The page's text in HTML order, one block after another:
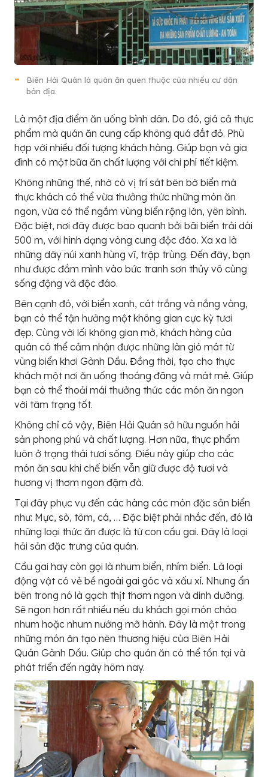
Biên Hải Quán là quán ăn quen thuộc của nhiều cư dân
bản địa.
Là một địa điểm ăn uống bình dân. Do đó, giá cả thực
phẩm mà quán ăn cung cấp không quá đắt đỏ. Phù
hợp với nhiều đối tượng khách hàng. Giúp bạn và gia
đình có một bữa ăn chất lượng với chi phí tiết kiệm.
Không những thế, nhờ có vị trí sát bên bờ biển mà
thực khách có thể vừa thưởng thức những món ăn
ngon, vừa có thể ngắm vùng biển rộng lớn, yên bình.
Đặc biệt, nơi đây được bao quanh bởi bãi biển trải dài
500 m, với hình dạng vòng cung độc đáo. Xa xa là
những dãy núi xanh hùng vĩ, trập trùng. Đến đây, bạn
như được đắm mình vào bức tranh sơn thủy vô cùng
sống động và độc đáo.
Bên cạnh đó, với biển xanh, cát trắng và nắng vàng,
bạn có thể tận hưởng một không gian cực kỳ tươi
đẹp. Cùng với lối không gian mở, khách hàng của
quán có thể cảm nhận được những làn gió mát từ
vùng biển khơi Gành Dầu. Đồng thời, tạo cho thực
khách một nơi ăn uống thoáng đãng và mát mẻ. Giúp
bạn có thể thoải mái thưởng thức các món ăn ngon
với tâm trạng tốt.
Không chỉ có vậy, Biên Hải Quán sở hữu nguồn hải
sản phong phú và chất lượng. Hơn nữa, thực phẩm
luôn ở trạng thái tươi sống. Điều này giúp cho các
món ăn sau khi chế biến vẫn giữ được độ tươi và
hương vị thơm ngon đậm đà.
Tại đây phục vụ đến các hàng các món đặc sản biển
như: Mực, sò, tôm, cá, … Đặc biệt phải nhắc đến, đó là
những loại thức ăn được là từ con cầu gai. Đây là loại
hải sản đặc trưng của quán.
Cầu gai hay còn gọi là nhum biển, nhím biển. Là loại
động vật có vẻ bề ngoài gai góc và xấu xí. Nhưng ẩn
bên trong nó là gạch thịt thơm ngon và dinh dưỡng.
Sẽ ngon hơn rất nhiều nếu du khách gọi món cháo
nhum hoặc nhum nướng mỡ hành. Đây là một trong
những món ăn tạo nên thương hiệu của Biên Hải
Quán Gành Dầu. Giúp cho quán ăn có thể tồn tại và
phát triển đến ngày hôm nay.